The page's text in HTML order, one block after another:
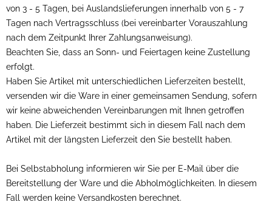
von 3 - 5 Tagen, bei Auslandslieferungen innerhalb von 5 - 7
Tagen nach Vertragsschluss (bei vereinbarter Vorauszahlung
nach dem Zeitpunkt Ihrer Zahlungsanweisung).
Beachten Sie, dass an Sonn- und Feiertagen keine Zustellung
erfolgt.
Haben Sie Artikel mit unterschiedlichen Lieferzeiten bestellt,
versenden wir die Ware in einer gemeinsamen Sendung, sofern
wir keine abweichenden Vereinbarungen mit Ihnen getroffen
haben. Die Lieferzeit bestimmt sich in diesem Fall nach dem
Artikel mit der längsten Lieferzeit den Sie bestellt haben.
Bei Selbstabholung informieren wir Sie per E-Mail über die
Bereitstellung der Ware und die Abholmöglichkeiten. In diesem
Fall werden keine Versandkosten berechnet.